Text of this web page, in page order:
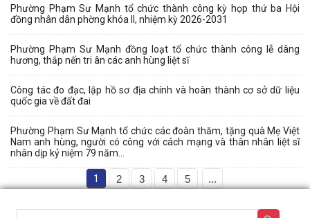
Phường Phạm Sư Mạnh tổ chức thành công kỳ họp thứ ba Hội
đồng nhân dân phờng khóa II, nhiệm kỳ 2026-2031
Phường Phạm Sư Mạnh đồng loạt tổ chức thành công lễ dâng
hương, thắp nến tri ân các anh hùng liệt sĩ
Công tác đo đạc, lập hồ sơ địa chính và hoàn thành cơ sở dữ liệu
quốc gia về đất đai
Phường Phạm Sư Mạnh tổ chức các đoàn thăm, tặng quà Mẹ Việt
Nam anh hùng, người có công với cách mạng và thân nhân liệt sĩ
nhân dịp kỷ niệm 79 năm...
1 2 3 4 5 ...